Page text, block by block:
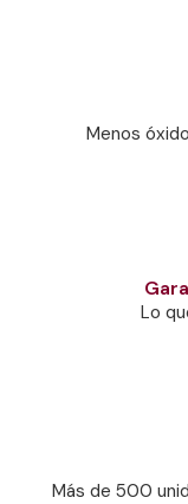
Menos
Lo
Más de 500